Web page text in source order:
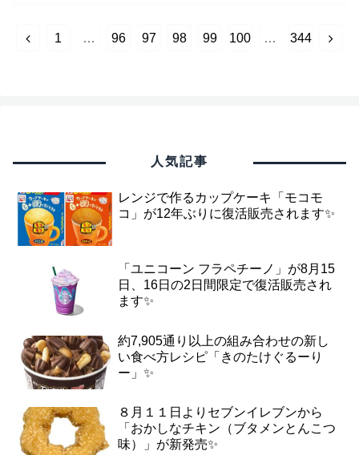
前
1 … 96 97 98 99 100 … 344
次
人気記事
レンジで作るカップケーキ「モコモ
コ」が12年ぶりに復活販売されます✨
「ユニコーン フラペチーノ」が8月15
日、16日の2日間限定で復活販売され
ます✨
約7,905通り以上の組み合わせの新し
い食べ方レシピ「きのたけぐるーり
ー」✨
８月１１日よりセブンイレブンから
「おかしなチキン（ブタメンとんこつ
味）」が新発売✨